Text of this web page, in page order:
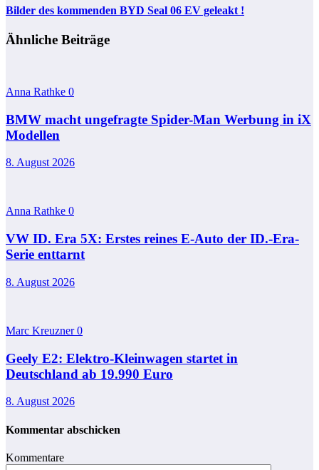
Bilder des kommenden BYD Seal 06 EV geleakt !
Ähnliche Beiträge
Anna Rathke 0
BMW macht ungefragte Spider-Man Werbung in iX
Modellen
8. August 2026
Anna Rathke 0
VW ID. Era 5X: Erstes reines E-Auto der ID.-Era-
Serie enttarnt
8. August 2026
Marc Kreuzner0
Geely E2: Elektro-Kleinwagen startet in
Deutschland ab 19.990 Euro
8. August 2026
Kommentar abschicken
Kommentare